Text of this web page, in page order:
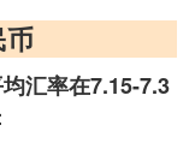
币
汇率在7.15-7.3
：